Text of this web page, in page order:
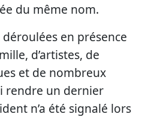
du même nom.
en présence
d’artistes, de
et de nombreux
rendre un dernier
n’a été signalé lors